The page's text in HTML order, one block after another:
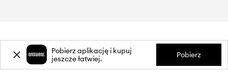
O NAS
Pobierz aplikację i kupuj
jeszcze łatwiej.
Pobierz